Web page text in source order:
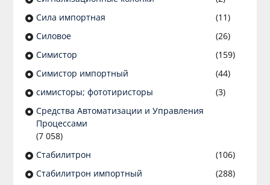
Сила импортная
(11)
Силовое
(26)
Симистор
(159)
Симистор импортный
(44)
симисторы; фототиристоры
(3)
Средства Автоматизации и Управления
Процессами
(7 058)
Стабилитрон
(106)
Стабилитрон импортный
(288)